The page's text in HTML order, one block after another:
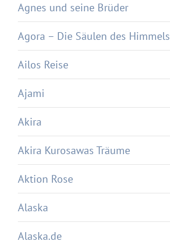
Agnes und seine Brüder
Agora – Die Säulen des Himmels
Ailos Reise
Ajami
Akira
Akira Kurosawas Träume
Aktion Rose
Alaska
Alaska.de